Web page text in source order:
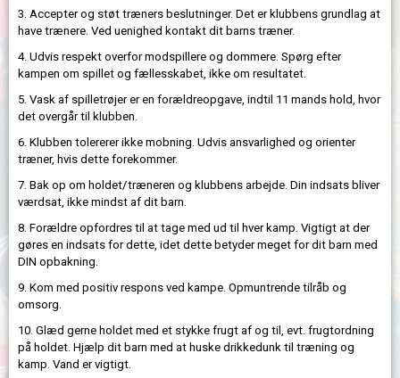
3. Accepter og støt træners beslutninger. Det er klubbens grundlag at
have trænere. Ved uenighed kontakt dit barns træner.
4. Udvis respekt overfor modspillere og dommere. Spørg efter
kampen om spillet og fællesskabet, ikke om resultatet.
5. Vask af spilletrøjer er en forældreopgave, indtil 11 mands hold, hvor
det overgår til klubben.
6. Klubben tolererer ikke mobning. Udvis ansvarlighed og orienter
træner, hvis dette forekommer.
7. Bak op om holdet/træneren og klubbens arbejde. Din indsats bliver
værdsat, ikke mindst af dit barn.
8. Forældre opfordres til at tage med ud til hver kamp. Vigtigt at der
gøres en indsats for dette, idet dette betyder meget for dit barn med
DIN opbakning.
9. Kom med positiv respons ved kampe. Opmuntrende tilråb og
omsorg.
10. Glæd gerne holdet med et stykke frugt af og til, evt. frugtordning
på holdet. Hjælp dit barn med at huske drikkedunk til træning og
kamp. Vand er vigtigt.